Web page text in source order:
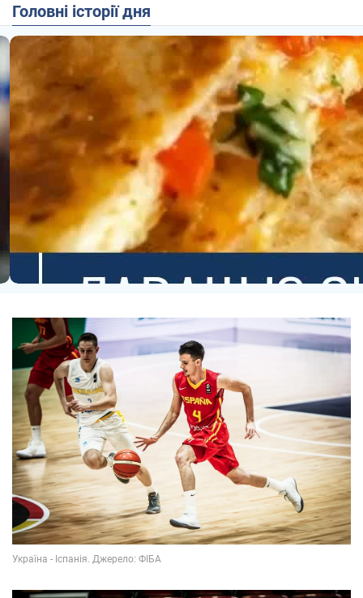
Головні історії дня